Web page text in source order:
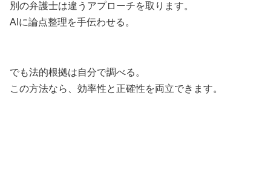
別の弁護士は違うアプローチを取ります。
AIに論点整理を手伝わせる。
でも法的根拠は自分で調べる。
この方法なら、効率性と正確性を両立できます。